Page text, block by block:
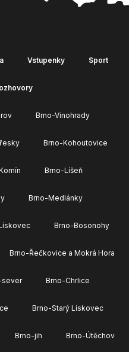
Vstupenky Sport
Brno-Vinohrady
Brno-Kohoutovice
Brno-Líšeň
Brno-Medlánky
Brno-Bosonohy
Brno-Řečkovice a Mokrá Hora
sever Brno-Chrlice
Brno-Starý Lískovec
Brno-jih Brno-Útěchov